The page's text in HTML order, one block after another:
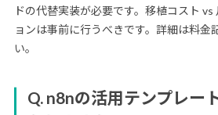
ドの代替実装が必要です。移植コスト
ョンは事前に行うべきです。詳細は料金
い。
Q. n8nの活用テンプレー